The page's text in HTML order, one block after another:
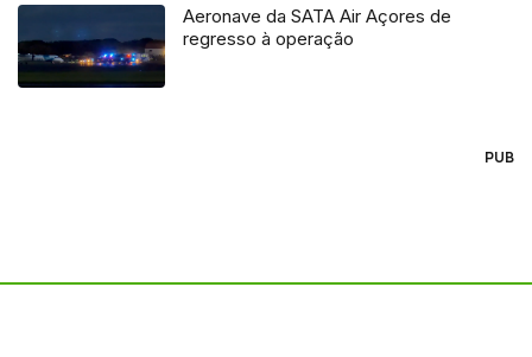
Aeronave da SATA Air Açores de
regresso à operação
PUB